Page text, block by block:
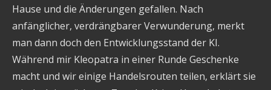
Hause und die Änderungen gefallen. Nach
anfänglicher, verdrängbarer Verwunderung, merkt
man dann doch den Entwicklungsstand der KI.
Während mir Kleopatra in einer Runde Geschenke
macht und wir einige Handelsrouten teilen, erklärt sie